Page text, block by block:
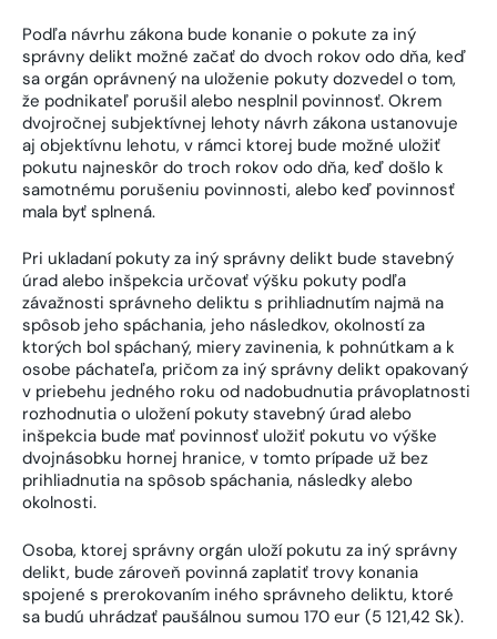
Podľa návrhu zákona bude konanie o pokute za iný
správny delikt možné začať do dvoch rokov odo dňa, keď
sa orgán oprávnený na uloženie pokuty dozvedel o tom,
že podnikateľ porušil alebo nesplnil povinnosť. Okrem
dvojročnej subjektívnej lehoty návrh zákona ustanovuje
aj objektívnu lehotu, v rámci ktorej bude možné uložiť
pokutu najneskôr do troch rokov odo dňa, keď došlo k
samotnému porušeniu povinnosti, alebo keď povinnosť
mala byť splnená.
Pri ukladaní pokuty za iný správny delikt bude stavebný
úrad alebo inšpekcia určovať výšku pokuty podľa
závažnosti správneho deliktu s prihliadnutím najmä na
spôsob jeho spáchania, jeho následkov, okolností za
ktorých bol spáchaný, miery zavinenia, k pohnútkam a k
osobe páchateľa, pričom za iný správny delikt opakovaný
v priebehu jedného roku od nadobudnutia právoplatnosti
rozhodnutia o uložení pokuty stavebný úrad alebo
inšpekcia bude mať povinnosť uložiť pokutu vo výške
dvojnásobku hornej hranice, v tomto prípade už bez
prihliadnutia na spôsob spáchania, následky alebo
okolnosti.
Osoba, ktorej správny orgán uloží pokutu za iný správny
delikt, bude zároveň povinná zaplatiť trovy konania
spojené s prerokovaním iného správneho deliktu, ktoré
sa budú uhrádzať paušálnou sumou 170 eur (5 121,42 Sk).